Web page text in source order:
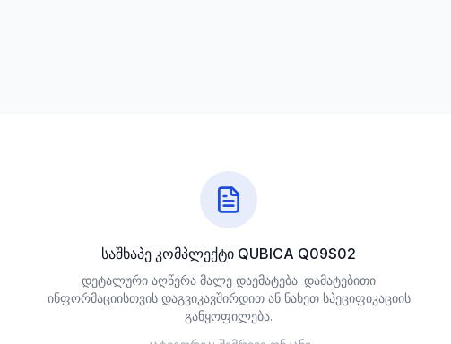
საშხაპე კომპლექტი QUBICA Q09S02
დეტალური აღწერა მალე დაემატება. დამატებითი
ინფორმაციისთვის დაგვიკავშირდით ან ნახეთ სპეციფიკაციის
განყოფილება.